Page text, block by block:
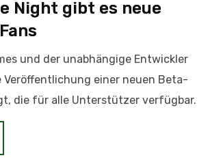
Night gibt es neue
und der unabhängige Entwickler
Veröffentlichung einer neuen Beta-
die für alle Unterstützer verfügbar.